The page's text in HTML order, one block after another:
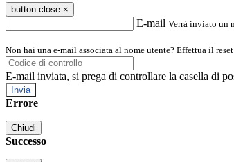
button close ×
E-mail Verrà inviato un
Non hai una e-mail associata al nome utente? Effettua il
E-mail inviata, si prega di controllare la casella di
Errore
Chiudi
Successo